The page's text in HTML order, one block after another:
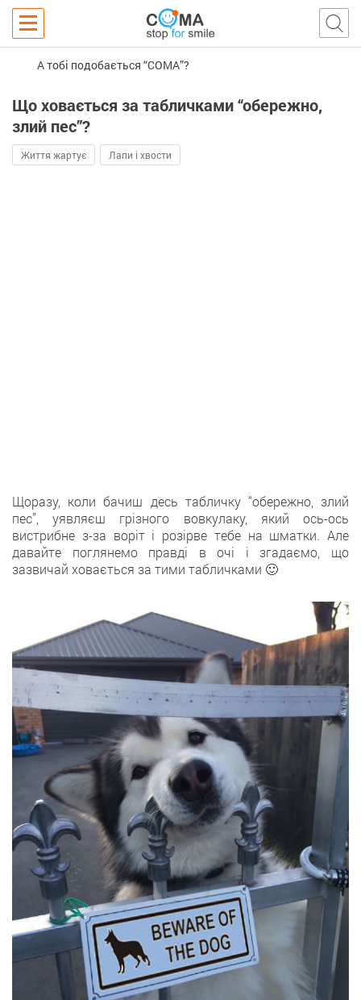
А тобі подобається “COMA”?
Що ховається за табличками “обережно,
злий пес”?
Життя жартує Лапи і хвости
Щоразу, коли бачиш десь табличку “обережно, злий
пес”, уявляєш грізного вовкулаку, який ось-ось
вистрибне з-за воріт і розірве тебе на шматки. Але
давайте поглянемо правді в очі і згадаємо, що
зазвичай ховається за тими табличками 🙂